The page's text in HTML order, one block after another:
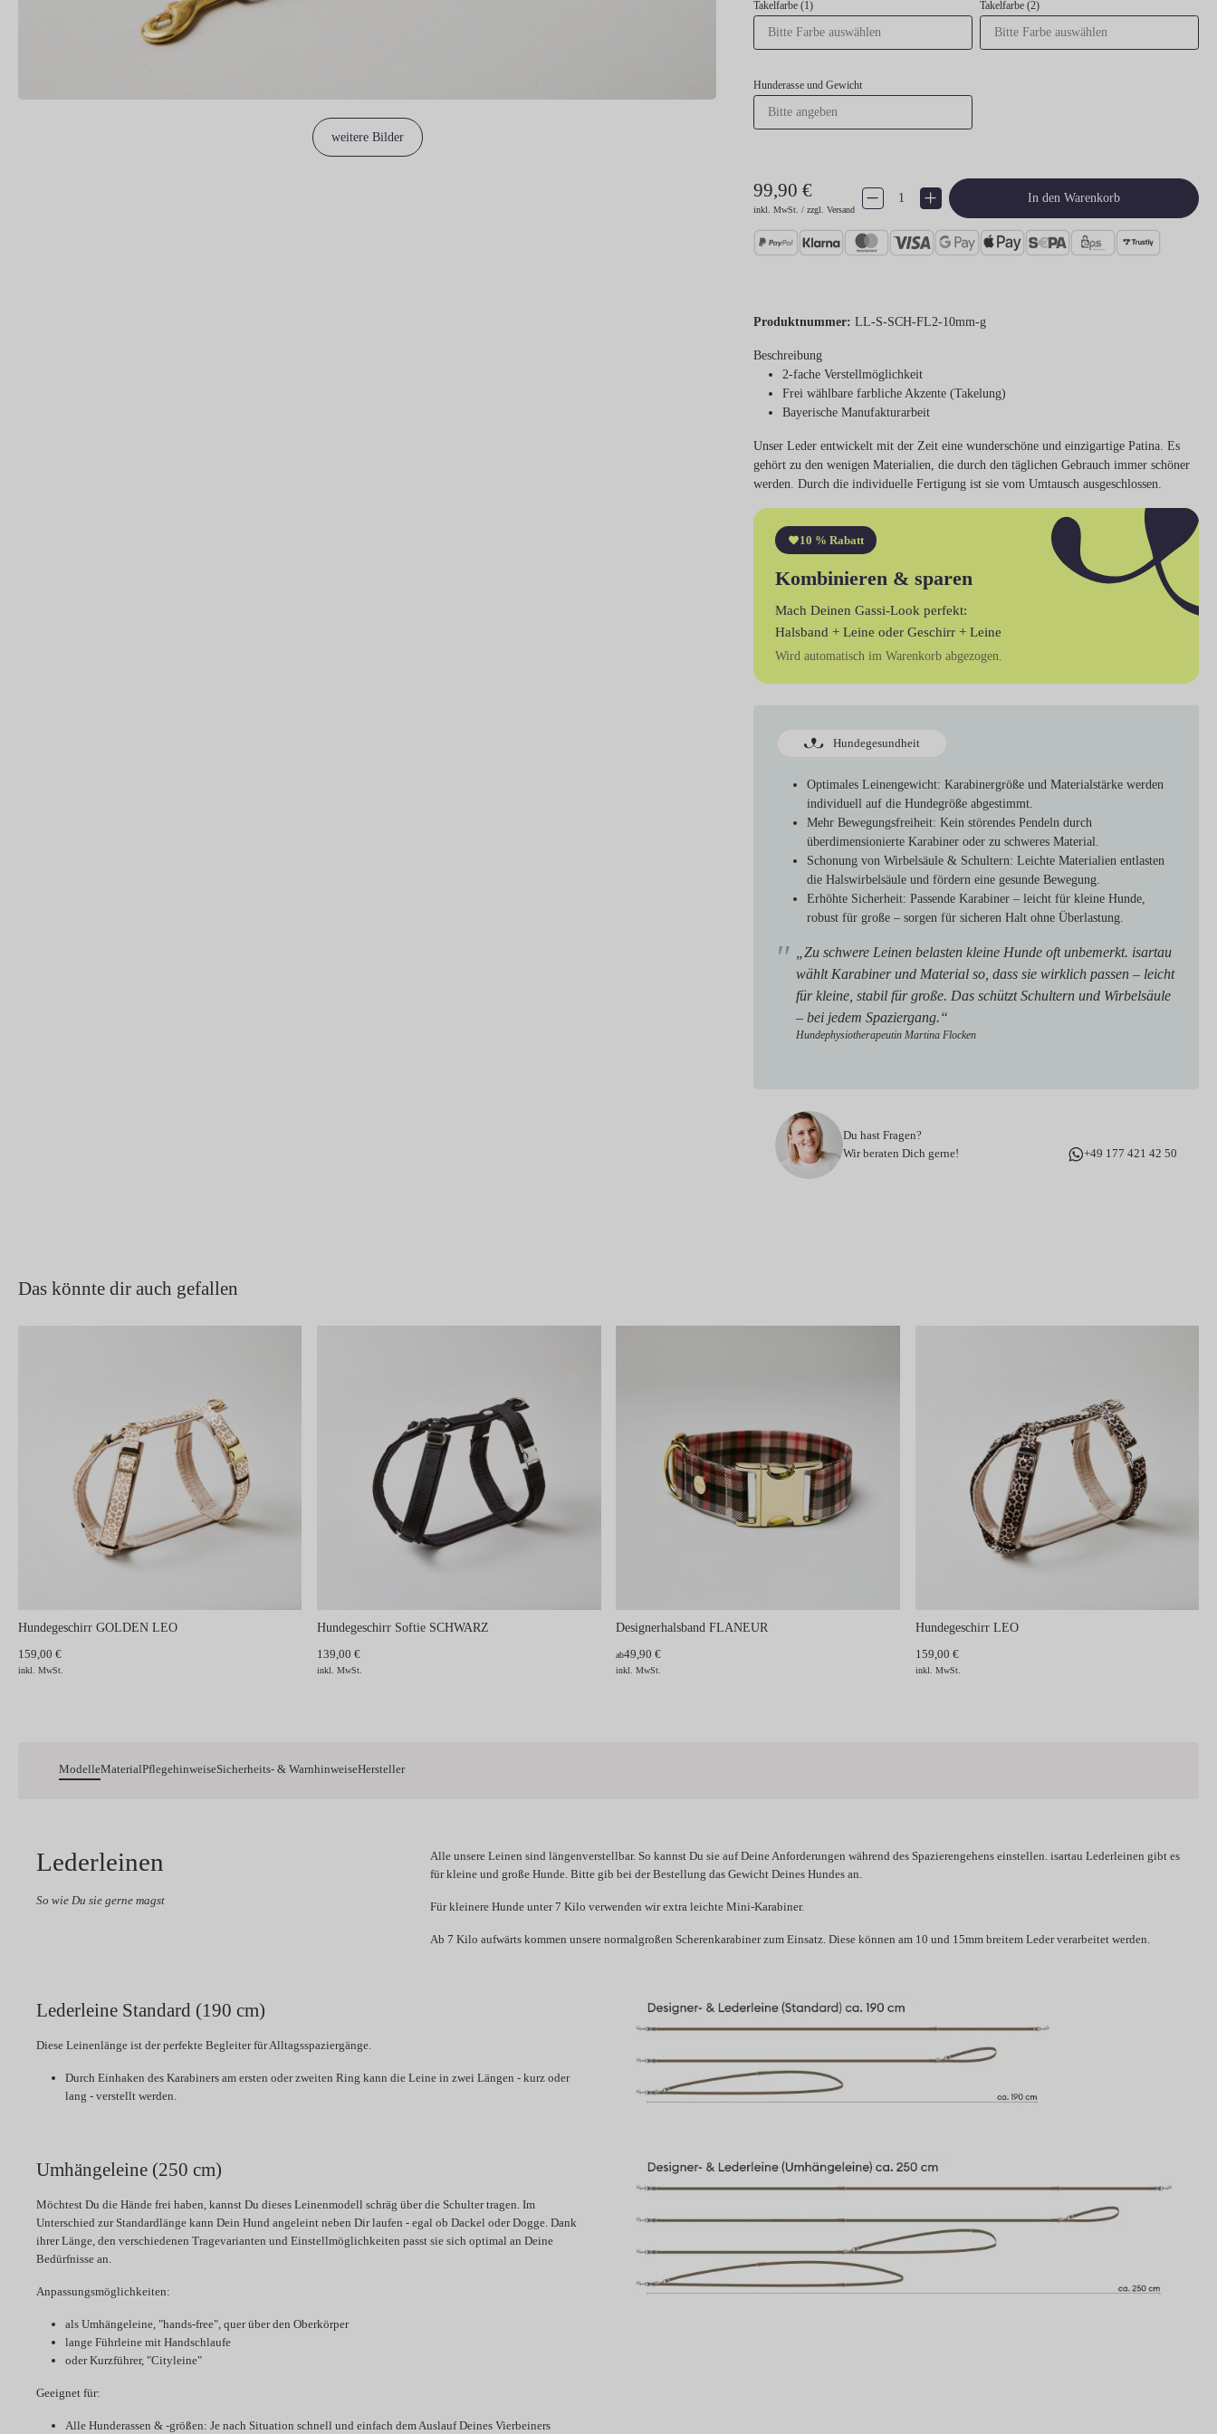
weitere Bilder
Takelfarbe (1) Takelfarbe (2)
Hunderasse und Gewicht
99,90 €
inkl. MwSt. / zzgl. Versand
Produkt Anzahl: Gib den gewünschten Wert ein oder benutze die Schaltflächen
In den Warenkorb
Produktnummer: LL-S-SCH-FL2-10mm-g
Beschreibung
2-fache Verstellmöglichkeit
Frei wählbare farbliche Akzente (Takelung)
Bayerische Manufakturarbeit
Unser Leder entwickelt mit der Zeit eine wunderschöne und einzigartige Patina. Es
gehört zu den wenigen Materialien, die durch den täglichen Gebrauch immer schöner
werden. Durch die individuelle Fertigung ist sie vom Umtausch ausgeschlossen.
10 % Rabatt
Kombinieren & sparen
Mach Deinen Gassi-Look perfekt:
Halsband + Leine oder Geschirr + Leine
Wird automatisch im Warenkorb abgezogen.
Hundegesundheit
Optimales Leinengewicht: Karabinergröße und Materialstärke werden
individuell auf die Hundegröße abgestimmt.
Mehr Bewegungsfreiheit: Kein störendes Pendeln durch
überdimensionierte Karabiner oder zu schweres Material.
Schonung von Wirbelsäule & Schultern: Leichte Materialien entlasten
die Halswirbelsäule und fördern eine gesunde Bewegung.
Erhöhte Sicherheit: Passende Karabiner – leicht für kleine Hunde,
robust für große – sorgen für sicheren Halt ohne Überlastung.
„Zu schwere Leinen belasten kleine Hunde oft unbemerkt. isartau
wählt Karabiner und Material so, dass sie wirklich passen – leicht
für kleine, stabil für große. Das schützt Schultern und Wirbelsäule
– bei jedem Spaziergang.“
Hundephysiotherapeutin Martina Flocken
Du hast Fragen?
Wir beraten Dich gerne!
+49 177 421 42 50
Das könnte dir auch gefallen
Hundegeschirr GOLDEN LEO
159,00 €
inkl. MwSt.
Hundegeschirr Softie SCHWARZ
139,00 €
inkl. MwSt.
Designerhalsband FLANEUR
ab49,90 €
inkl. MwSt.
Hundegeschirr LEO
159,00 €
inkl. MwSt.
ModelleMaterialPflegehinweiseSicherheits- & WarnhinweiseHersteller
Lederleinen
So wie Du sie gerne magst
Alle unsere Leinen sind längenverstellbar. So kannst Du sie auf Deine Anforderungen während des Spazierengehens einstellen. isartau Lederleinen gibt es
für kleine und große Hunde. Bitte gib bei der Bestellung das Gewicht Deines Hundes an.
Für kleinere Hunde unter 7 Kilo verwenden wir extra leichte Mini-Karabiner.
Ab 7 Kilo aufwärts kommen unsere normalgroßen Scherenkarabiner zum Einsatz.Diese können am 10 und 15mm breitem Leder verarbeitet werden.
Lederleine Standard (190 cm)
Diese Leinenlänge ist der perfekte Begleiter für Alltagsspaziergänge.
Durch Einhaken des Karabiners am ersten oder zweiten Ring kann die Leine in zwei Längen - kurz oder
lang - verstellt werden.
Umhängeleine (250 cm)
Möchtest Du die Hände frei haben, kannst Du dieses Leinenmodell schräg über die Schulter tragen. Im
Unterschied zur Standardlänge kann Dein Hund angeleint neben Dir laufen - egal ob Dackel oder Dogge. Dank
ihrer Länge, den verschiedenen Tragevarianten und Einstellmöglichkeiten passt sie sich optimal an Deine
Bedürfnisse an.
Anpassungsmöglichkeiten:
als Umhängeleine, "hands-free", quer über den Oberkörper
lange Führleine mit Handschlaufe
oder Kurzführer, "Cityleine"
Geeignet für:
Alle Hunderassen & -größen: Je nach Situation schnell und einfach dem Auslauf Deines Vierbeiners